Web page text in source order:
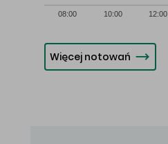
08:00 10:00 12:00
Więcej notowań